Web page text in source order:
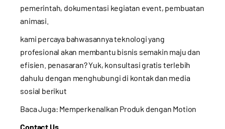
pemerintah, dokumentasi kegiatan event, pembuatan
animasi.
kami percaya bahwasannya teknologi yang
profesional akan membantu bisnis semakin maju dan
efisien. penasaran? Yuk, konsultasi gratis terlebih
dahulu dengan menghubungi di kontak dan media
sosial berikut
Baca Juga: Memperkenalkan Produk dengan Motion
Contact Us